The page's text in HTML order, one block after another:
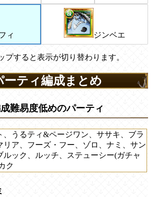
ィ ジンベエ
プすると表示が切り替わります。
ーティ編成まとめ
難易度低めのパーティ
、うるティ&ページワン、ササキ、ブラ
リア、フーズ・フー、ゾロ、ナミ、サン
ルック、ルッチ、ステューシー(ガチャ
ク